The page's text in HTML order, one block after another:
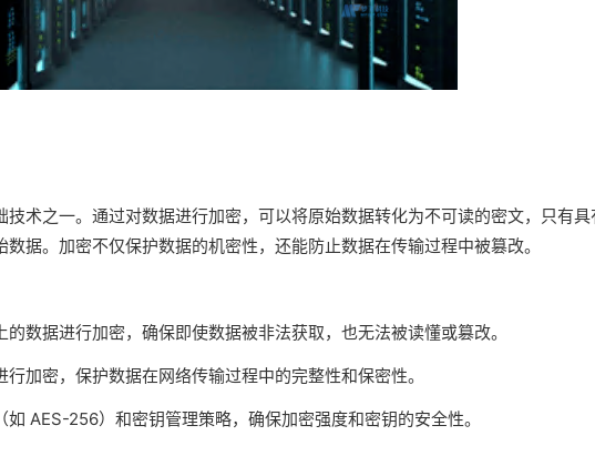
术之一。通过对数据进行加密，可以将原始数据转化为不可读的密文，只有具
据。加密不仅保护数据的机密性，还能防止数据在传输过程中被篡改。
数据进行加密，确保即使数据被非法获取，也无法被读懂或篡改。
加密，保护数据在网络传输过程中的完整性和保密性。
AES-256）和密钥管理策略，确保加密强度和密钥的安全性。